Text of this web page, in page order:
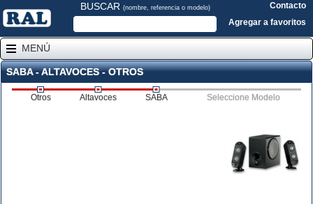
BUSCAR (nombre, referencia o modelo)
Contacto
Agregar a favoritos
MENÚ
SABA - ALTAVOCES - OTROS
Otros Altavoces SABA Seleccione Modelo